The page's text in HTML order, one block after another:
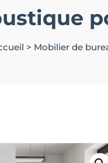
> Mobilier de